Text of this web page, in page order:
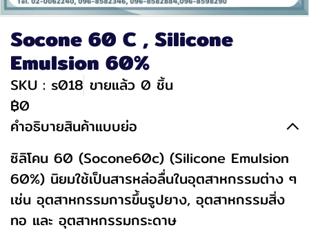
Socone 60 C , Silicone
Emulsion 60%
SKU : s018 ขายแล้ว 0 ชิ้น
฿0
คำอธิบายสินค้าแบบย่อ
ซิลิโคน 60 (Socone60c) (Silicone Emulsion
60%) นิยมใช้เป็นสารหล่อลื่นในอุตสาหกรรมต่าง ๆ
เช่น อุตสาหกรรมการขึ้นรูปยาง, อุตสาหกรรมสิ่ง
ทอ และ อุตสาหกรรมกระดาษ